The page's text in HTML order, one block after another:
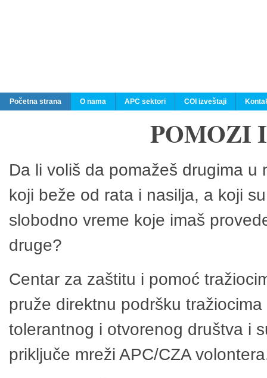
Početna strana O nama APC sektori COI izveštaji
POMOZI
Da li voliš da pomažeš drugima
koji beže od rata i nasilja, a koji
slobodno vreme koje imaš
druge?
Centar za zaštitu i pomoć
pruže direktnu podršku
tolerantnog i otvorenog društva i
priključe mreži APC/CZA